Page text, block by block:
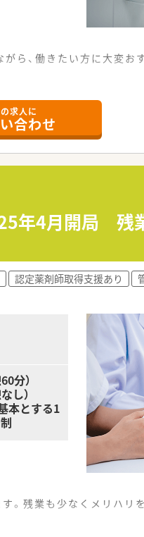
ら、働きたい方に大変お
営している便利な薬局で
方内容を経験できます。
られた中堅の薬剤師が中
を通じて毎年着実に成長
分野で幅広く事業を行って
て長期的に安心して働き
に有効活用できます。
調整により無理なく対応
求人に
合わせ
年4月開局 残
認定薬剤師取得支援あり
分）
し）
本とする1
。残業も少なくメリハリ